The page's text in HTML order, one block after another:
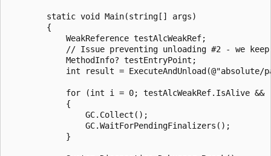
        static void Main(string[] args)
        {
            WeakReference testAlcWeakRef;
// Issue preventing unloading #2 - we
            MethodInfo? testEntryPoint;
int result =
for (int i = 0; testAlcWeakRef.IsAlive &&
            {
                GC.Collect();
                GC.WaitForPendingFinalizers();
            }